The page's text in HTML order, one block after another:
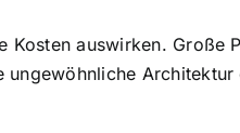
auswirken. Große